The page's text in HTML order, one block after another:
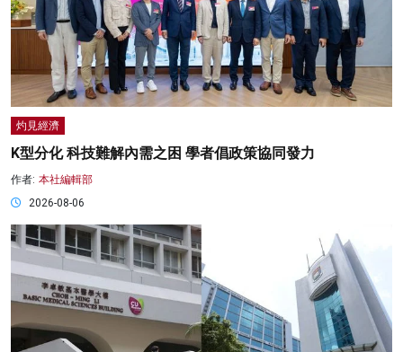
灼見經濟
K型分化 科技難解內需之困 學者倡政策協同發力
作者: 本社編輯部
2026-08-06